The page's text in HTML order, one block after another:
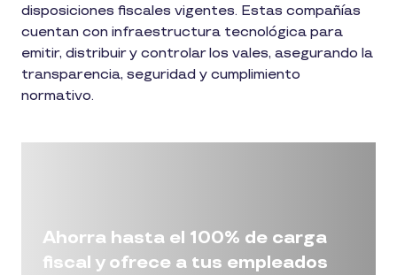
disposiciones fiscales vigentes. Estas compañías
cuentan con infraestructura tecnológica para
emitir, distribuir y controlar los vales, asegurando la
transparencia, seguridad y cumplimiento
normativo.
Ahorra hasta el 100% de carga
fiscal y ofrece a tus empleados